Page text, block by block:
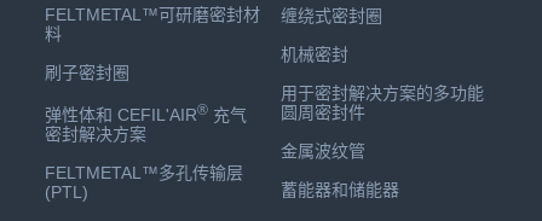
FELTMETAL™可研磨密封材
料
刷子密封圈
弹性体和 CEFIL'AIR®充气
密封解决方案
FELTMETAL™多孔传输层
(PTL)
缠绕式密封圈
机械密封
用于密封解决方案的多功能
圆周密封件
金属波纹管
蓄能器和储能器